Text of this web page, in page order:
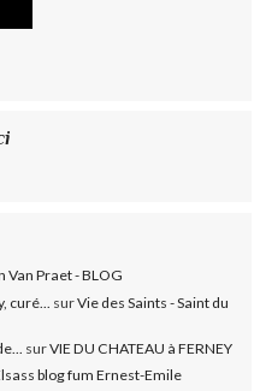
Van Praet - BLOG
surVie des Saints - Saint du
surVIE DU CHATEAU à FERNEY
blog fum Ernest-Emile